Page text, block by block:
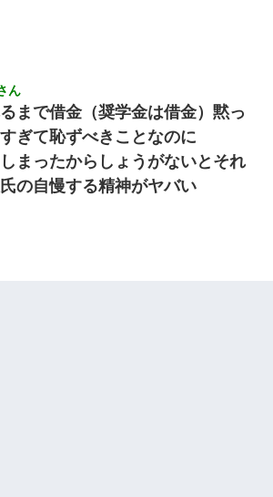
ん
まで借金（奨学金は借金）黙っ
ぎて恥ずべきことなのに
まったからしょうがないとそれ
の自慢する精神がヤバい